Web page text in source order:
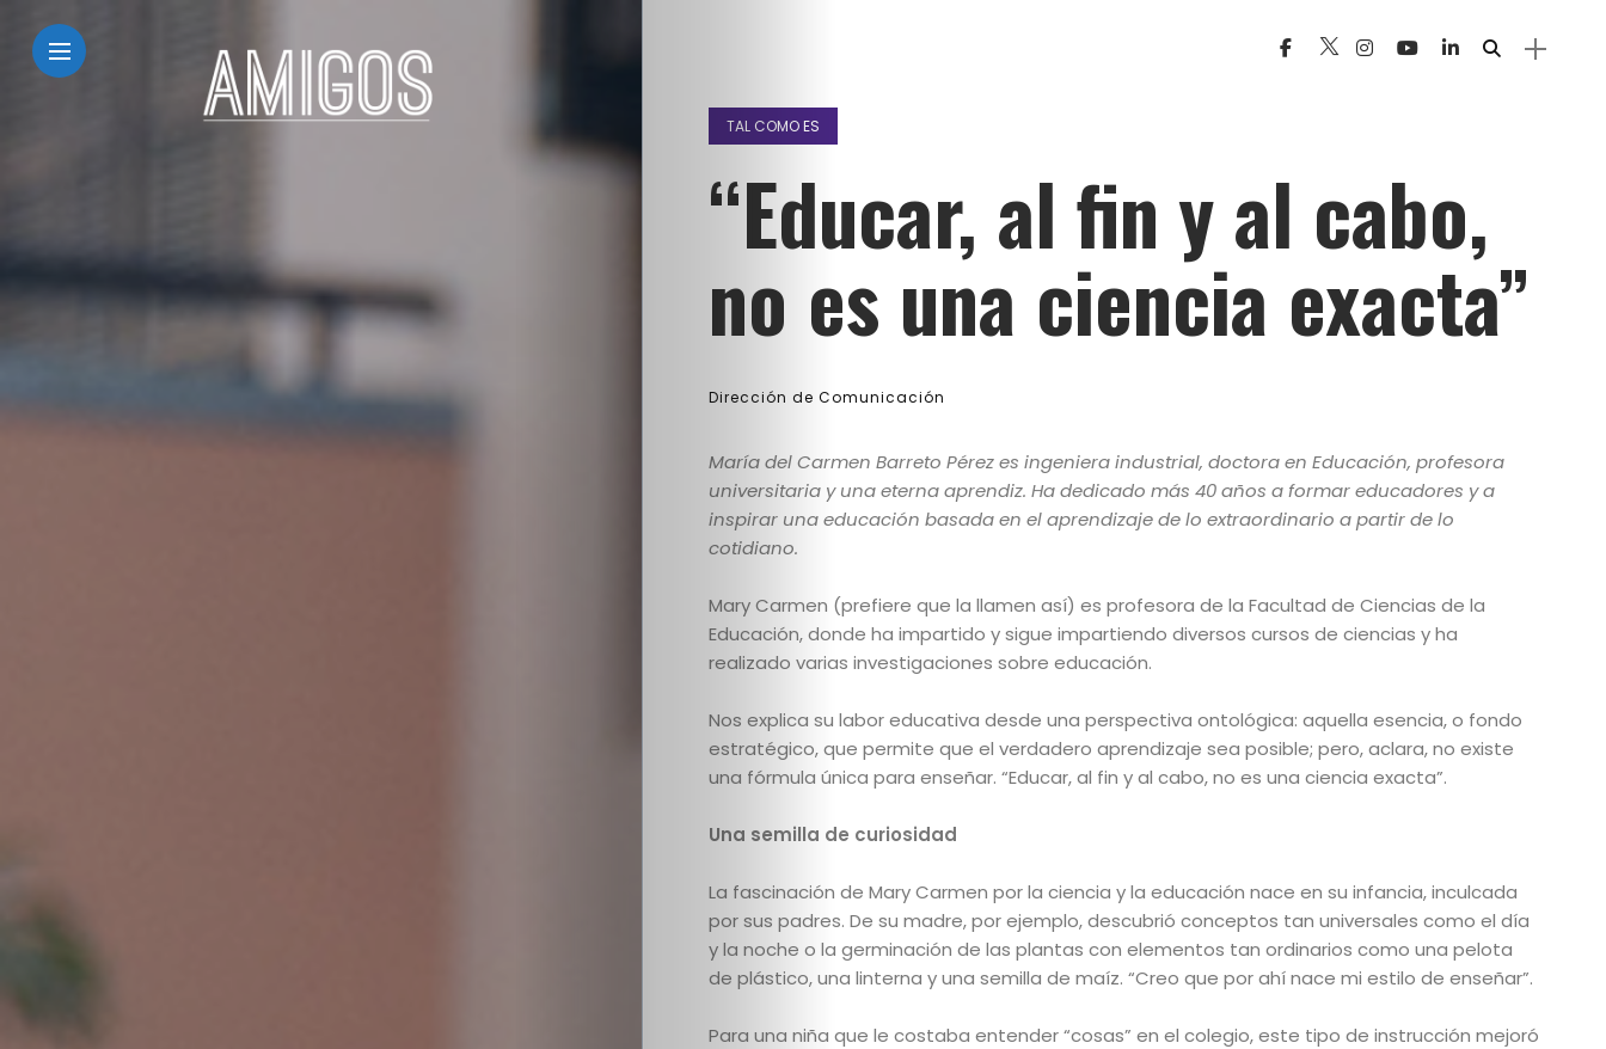
TAL COMO ES
“Educar, al fin y al cabo,
no es una ciencia exacta”
Dirección de Comunicación
María del Carmen Barreto Pérez es ingeniera industrial, doctora en Educación, profesora
universitaria y una eterna aprendiz. Ha dedicado más 40 años a formar educadores y a
inspirar una educación basada en el aprendizaje de lo extraordinario a partir de lo
cotidiano.
Mary Carmen (prefiere que la llamen así) es profesora de la Facultad de Ciencias de la
Educación, donde ha impartido y sigue impartiendo diversos cursos de ciencias y ha
realizado varias investigaciones sobre educación.
Nos explica su labor educativa desde una perspectiva ontológica: aquella esencia, o fondo
estratégico, que permite que el verdadero aprendizaje sea posible; pero, aclara, no existe
una fórmula única para enseñar. “Educar, al fin y al cabo, no es una ciencia exacta”.
Una semilla de curiosidad
La fascinación de Mary Carmen por la ciencia y la educación nace en su infancia, inculcada
por sus padres. De su madre,por ejemplo, descubrió conceptos tan universales como el día
y la noche o la germinación de las plantas con elementos tan ordinarios como una pelota
de plástico, una linterna y una semilla de maíz. “Creo que por ahí nace mi estilo de enseñar”.
Para una niña que le costaba entender “cosas” en el colegio, este tipo de instrucción mejoró